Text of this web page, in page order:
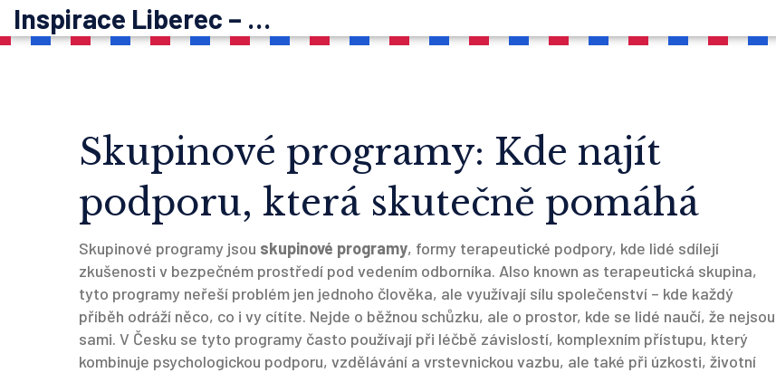
Inspirace Liberec – psychoterapie
Skupinové programy: Kde najít
podporu, která skutečně pomáhá
Skupinové programy jsou skupinové programy, formy terapeutické podpory, kde lidé sdílejí
zkušenosti v bezpečném prostředí pod vedením odborníka. Also known as terapeutická skupina,
tyto programy neřeší problém jen jednoho člověka, ale využívají sílu společenství – kde každý
příběh odráží něco, co i vy cítíte. Nejde o běžnou schůzku, ale o prostor, kde se lidé naučí, že nejsou
sami. V Česku se tyto programy často používají při léčbě závislostí, komplexním přístupu, který
kombinuje psychologickou podporu, vzdělávání a vrstevnickou vazbu, ale také při úzkosti, životní